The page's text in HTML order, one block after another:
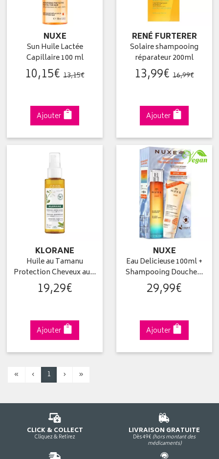
NUXE
Sun Huile Lactée
Capillaire 100 ml
10,15€ 13,15€
Ajouter
RENÉ FURTERER
Solaire shampooing
réparateur 200ml
13,99€ 16,99€
Ajouter
KLORANE
Huile au Tamanu
Protection Cheveux au…
19,29€
Ajouter
NUXE
Eau Delicieuse 100ml +
Shampooing Douche…
29,99€
Ajouter
« ‹ 1 › »
CLICK & COLLECT
Cliquez & Retirez
LIVRAISON GRATUITE
Dès 49€ (hors montant des
médicaments)